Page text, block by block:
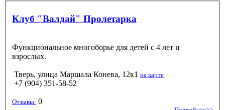
Клуб "Валдай" Пролетарка
Функциональное многоборье для детей с 4 лет и
взрослых.
Тверь, улица Маршала Конева, 12к1 на карте
+7 (904) 351-58-52
Отзывы: 0